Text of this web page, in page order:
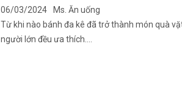
06/03/2024
Ms. Ăn uống
Từ khi nào bánh đa kê đã trở thành món quà
người lớn đều ưa thích….